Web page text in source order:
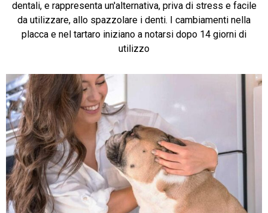
dentali, e rappresenta un'alternativa, priva di stress e facile
da utilizzare, allo spazzolare i denti. I cambiamenti nella
placca e nel tartaro iniziano a notarsi dopo 14 giorni di
utilizzo